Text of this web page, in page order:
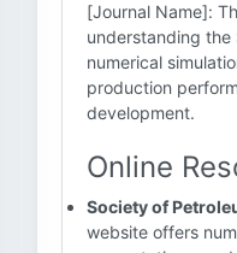
[Journal Name]:
understanding the
numerical
production
development.
Online
Society of
website offers